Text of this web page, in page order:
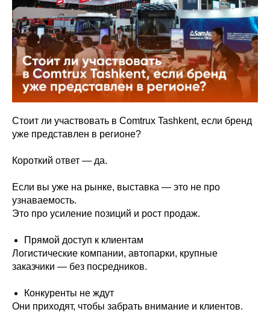
Стоит ли участвовать в Comtrux Tashkent, если бренд
уже представлен в регионе?
Короткий ответ — да.
Если вы уже на рынке, выставка — это не про
узнаваемость.
Это про усиление позиций и рост продаж.
Прямой доступ к клиентам
Логистические компании, автопарки, крупные
заказчики — без посредников.
Конкуренты не ждут
Они приходят, чтобы забрать внимание и клиентов.